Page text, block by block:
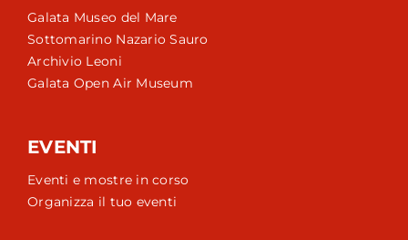
Galata Museo del Mare
Sottomarino Nazario Sauro
Archivio Leoni
Galata Open Air Museum
EVENTI
Eventi e mostre in corso
Organizza il tuo eventi